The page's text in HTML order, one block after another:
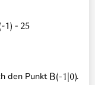
den Punkt
.